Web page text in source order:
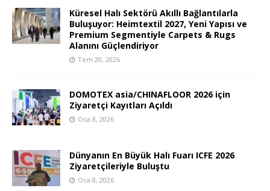
Küresel Halı Sektörü Akıllı Bağlantılarla
Buluşuyor: Heimtextil 2027, Yeni Yapısı ve
Premium Segmentiyle Carpets & Rugs
Alanını Güçlendiriyor
Tem 20, 2026
DOMOTEX asia/CHINAFLOOR 2026 için
Ziyaretçi Kayıtları Açıldı
Oca 8, 2026
Dünyanın En Büyük Halı Fuarı ICFE 2026
Ziyaretçileriyle Buluştu
Oca 8, 2026